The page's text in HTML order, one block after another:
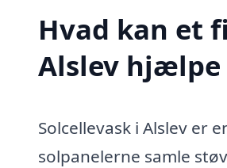
Hvad kan et
Alslev hjælpe
Solcellevask i Alslev er
solpanelerne samle